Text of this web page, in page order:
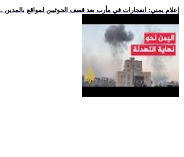
.. إعلام يمني: انفجارات في مأرب بعد قصف الحوثيين لمواقع بالمدين